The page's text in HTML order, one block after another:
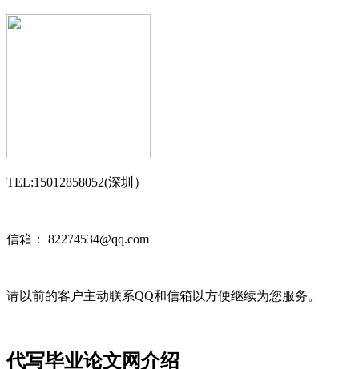
TEL:15012858052(深圳）
信箱： 82274534@qq.com
请以前的客户主动联系QQ和信箱以方便继续为您服务。
代写毕业论文网介绍